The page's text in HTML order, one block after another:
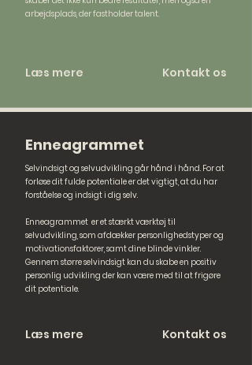
arbejdsplads, der fastholder talent.
Læs mere Kontakt os
Enneagrammet
Selvindsigt og selvudvikling går hånd i hånd. For at
forløse dit fulde potentiale er det vigtigt, at du har
forståelse og indsigt i dig selv.
Enneagrammet er et stærkt værktøj til
selvudvikling, som afdækker personlighedstyper og
motivationsfaktorer, samt dine blinde vinkler.
Gennem større selvindsigt kan du skabe en positiv
personlig udvikling der kan være med til at frigøre
dit potentiale.
Læs mere Kontakt os